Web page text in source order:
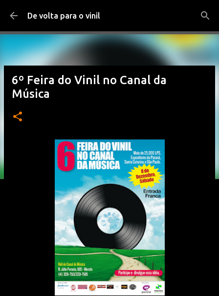
Pular para o conteúdo principal
De volta para o vinil
6º Feira do Vinil no Canal da
Música